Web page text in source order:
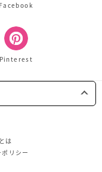
Facebook
Pinterest
は
リシー